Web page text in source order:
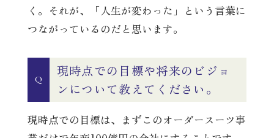
く。それが、「人生が変わった」という言葉に
つながっているのだと思います。
Q
現時点での目標や将来のビジョ
ンについて教えてください。
現時点での目標は、まずこのオーダースーツ事